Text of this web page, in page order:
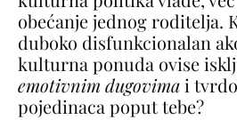
obećanje jednog roditelja.
duboko disfunkcionalan
kulturna ponuda ovise
emotivnim dugovimai
pojedinaca poput tebe?